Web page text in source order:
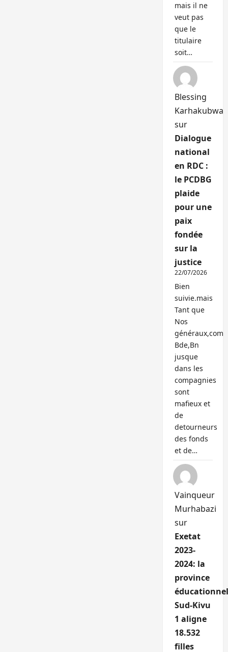
mais il ne
veut pas
que le
titulaire
soit…
Blessing
Karhakubwa
sur
Dialogue
national
en RDC :
le PCDBG
plaide
pour une
paix
fondée
sur la
justice
22/07/2026
Bien
suivie.mais
Tant que
Nos
généraux,com
Bde,Bn
jusque
dans les
compagnies
sont
mafieux et
de
detourneurs
des fonds
et de…
Vainqueur
Murhabazi
sur
Exetat
2023-
2024: la
province
Sud-Kivu
1 aligne
18.532
filles